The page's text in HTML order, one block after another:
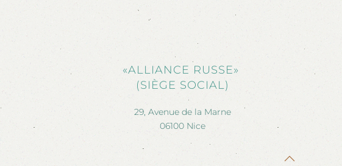
«ALLIANCE RUSSE»
(SIÈGE SOCIAL)
29, Avenue de la Marne
06100 Nice